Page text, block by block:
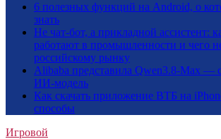
6 полезных функций на Android, о
знать
Не чат-бот, а прикладной ассистент:
работают в промышленности и чего
российскому рынку
Alibaba представила Qwen3.8-Max
ИИ-модель
Как скачать приложение ВТБ на
способы
Игровой